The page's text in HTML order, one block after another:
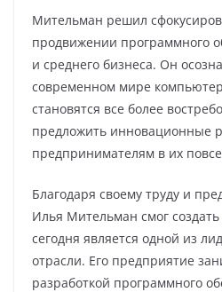
Мительман решил
продвижении программного
и среднего бизнеса. Он
современном мире
становятся все более
предложить инновационные
предпринимателям в их
Благодаря своему труду и
Илья Мительман смог
сегодня является одной из
отрасли. Его предприятие
разработкой программного